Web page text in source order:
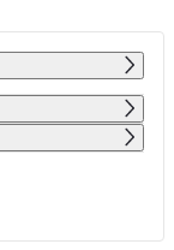
SO NE
1 2
8 9
7 919 7 919